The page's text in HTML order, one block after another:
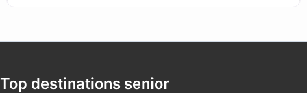
Top destinations senior